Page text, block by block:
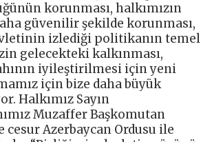
korunması, halkımızın
güvenilir şekilde korunması,
izlediği politikanın temel
gelecekteki kalkınması,
iyileştirilmesi için yeni
için bize daha büyük
Halkımız Sayın
Muzaffer Başkomutan
cesur Azerbaycan Ordusu ile